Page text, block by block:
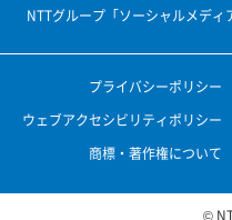
NTTグループ「ソーシャルメディ
プライバシーポリシー
ウェブアクセシビリティポリシー
商標・著作権について
©